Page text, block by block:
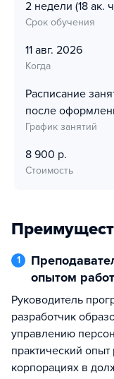
2 недели (18 ак.
Срок обучения
11 авг. 2026
Когда
Расписание
после
График занятий
8 900 р.
Стоимость
1
Преподаватели с большим практическим
опытом
Руководитель программы – известный эксперт, автор и
разработчик
управлению
практический
корпорациях в